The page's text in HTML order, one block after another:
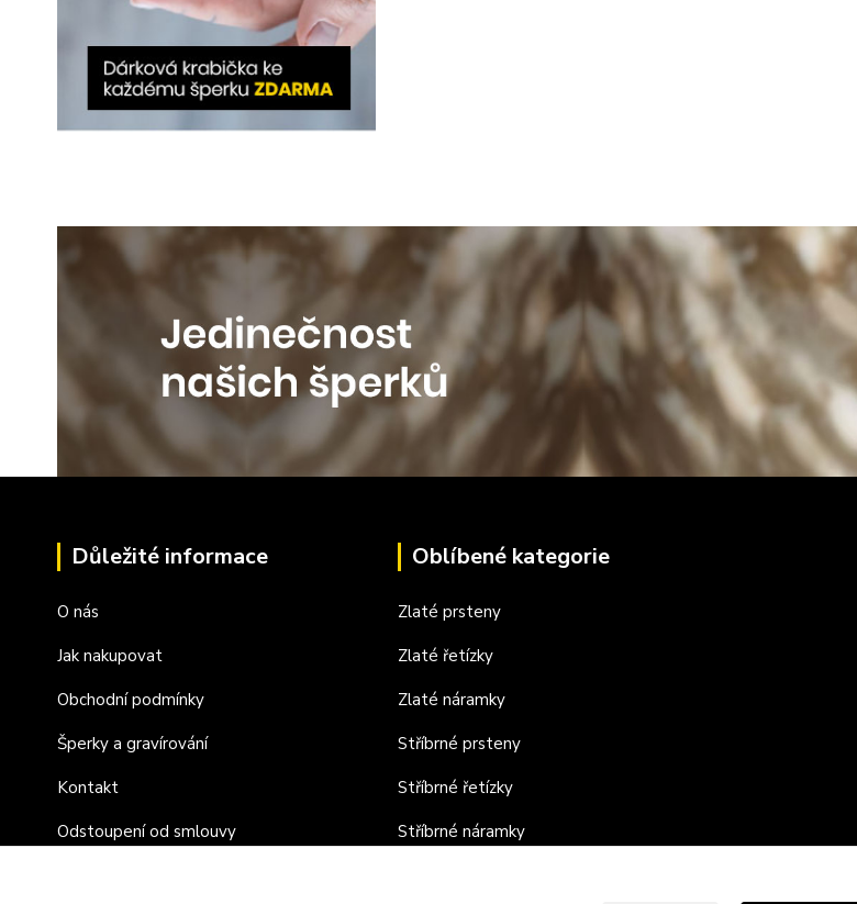
Důležité informace
O nás
Jak nakupovat
Obchodní podmínky
Šperky a gravírování
Kontakt
Odstoupení od smlouvy
Oblíbené kategorie
Zlaté prsteny
Zlaté řetízky
Zlaté náramky
Stříbrné prsteny
Stříbrné řetízky
Stříbrné náramky